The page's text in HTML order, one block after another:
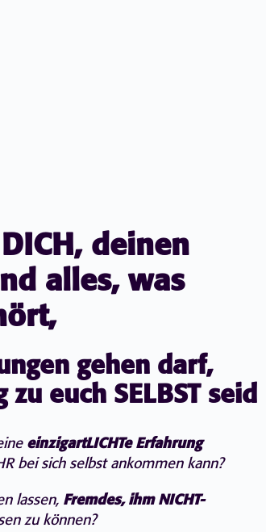
deinen
alles, was
gehen darf,
euch SELBST seid
einzigartLICHTe Erfahrung
bei sich selbst ankommen kann?
lassen, Fremdes, ihm NICHT-
zu können?